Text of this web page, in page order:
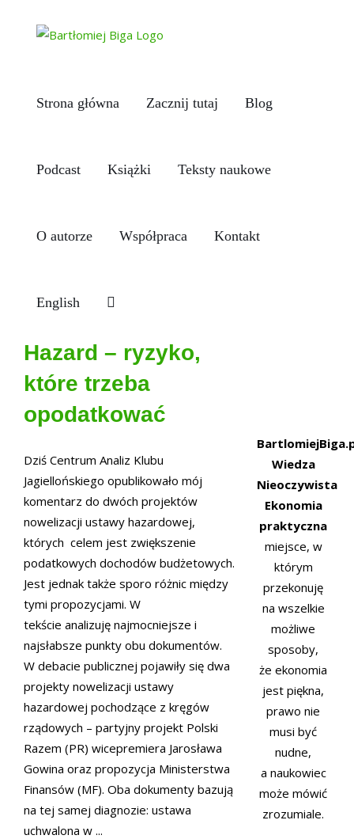
Strona główna Zacznij tutaj Blog
Podcast Książki Teksty naukowe
O autorze Współpraca Kontakt
English
Hazard – ryzyko,
które trzeba
opodatkować
Dziś Centrum Analiz Klubu
Jagiellońskiego opublikowało mój
komentarz do dwóch projektów
nowelizacji ustawy hazardowej,
których celem jest zwiększenie
podatkowych dochodów budżetowych.
Jest jednak także sporo różnic między
tymi propozycjami. W
tekście analizuję najmocniejsze i
najsłabsze punkty obu dokumentów.
W debacie publicznej pojawiły się dwa
projekty nowelizacji ustawy
hazardowej pochodzące z kręgów
rządowych – partyjny projekt Polski
Razem (PR) wicepremiera Jarosława
Gowina oraz propozycja Ministerstwa
Finansów (MF). Oba dokumenty bazują
na tej samej diagnozie: ustawa
uchwalona w ...
Wiedza
Nieoczywista
Ekonomia
praktyczna
miejsce, w
którym
przekonuję
na wszelkie
możliwe
sposoby,
że ekonomia
jest piękna,
prawo nie
musi być
nudne,
a naukowiec
może mówić
zrozumiale.